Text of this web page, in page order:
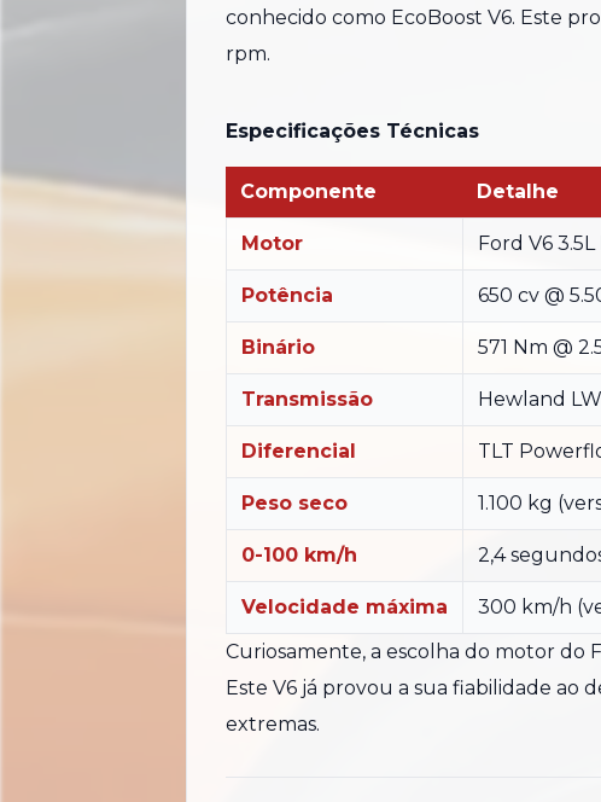
conhecido como EcoBoost V6. Este
rpm.
Especificações Técnicas
Componente Detalhe
Motor Ford V6
Potência 650 cv @
Binário 571 Nm @
Transmissão Hewland
Diferencial TLT
Peso seco 1.100 kg
0-100 km/h 2,4
Velocidade máxima
300 km/h
Curiosamente, a escolha do motor do
Este V6 já provou a sua fiabilidade ao
extremas.